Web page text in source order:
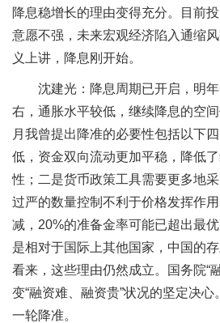
降息稳增长的理由变得充分。目前
意愿不强，未来宏观经济陷入通缩
义上讲，降息刚开始。
沈建光：降息周期已开启，明
右，通胀水平较低，继续降息的空
月我曾提出降准的必要性包括以下
低，资金双向流动更加平稳，降低
性；二是货币政策工具需要更多地
过严的数量控制不利于价格发挥作
减，20%的准备金率可能已超出最
是相对于国际上其他国家，中国的
看来，这些理由仍然成立。国务院“
变“融资难、融资贵”状况的坚定决
一轮降准。